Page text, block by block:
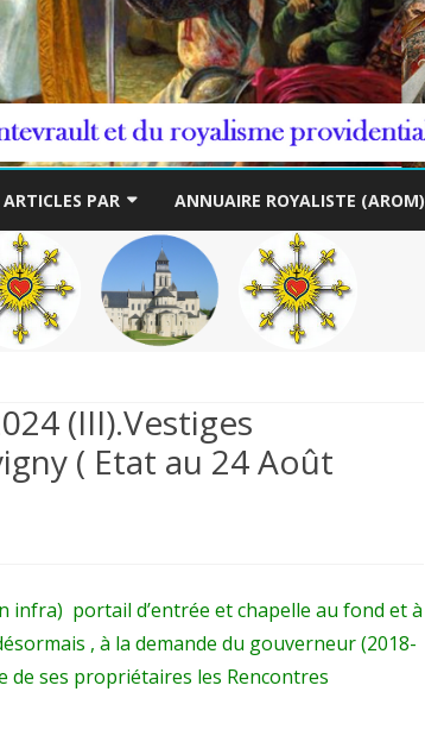
to
PAR ANNUAIRE ROYALISTE (AROM)
(III).Vestiges
( Etat au 24 Août
portail d’entrée et chapelle au fond et à
, à la demande du gouverneur (2018-
de ses propriétaires les Rencontres